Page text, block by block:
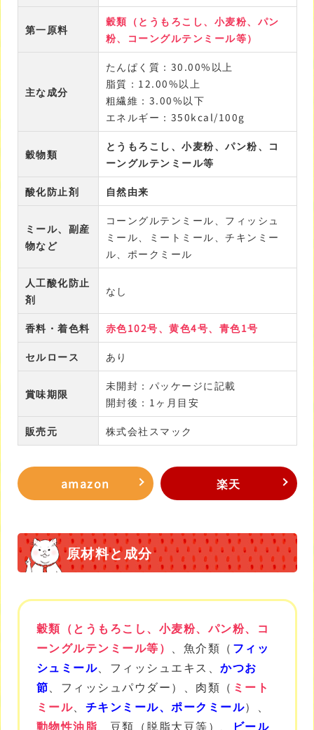
第一原料
穀類（とうもろこし、小麦粉、パン
粉、コーングルテンミール等）
主な成分
たんぱく質：30.00%以上
脂質：12.00%以上
粗繊維：3.00%以下
エネルギー：350kcal/100g
穀物類
とうもろこし、小麦粉、パン粉、コ
ーングルテンミール等
酸化防止剤 自然由来
ミール、副産
物など
コーングルテンミール、フィッシュ
ミール、ミートミール、チキンミー
ル、ポークミール
人工酸化防止
剤
なし
香料・着色料 赤色102号、黄色4号、青色1号
セルロース あり
賞味期限
未開封：パッケージに記載
開封後：1ヶ月目安
販売元 株式会社スマック
amazon 楽天
原材料と成分
穀類（とうもろこし、小麦粉、パン粉、コ
ーングルテンミール等） 、魚介類（ フィッ
シュミール、フィッシュエキス、 かつお
節、フィッシュパウダー）、肉類（ ミート
ミール、 チキンミール、ポークミール）、
動物性油脂 、豆類（脱脂大豆等）、 ビール